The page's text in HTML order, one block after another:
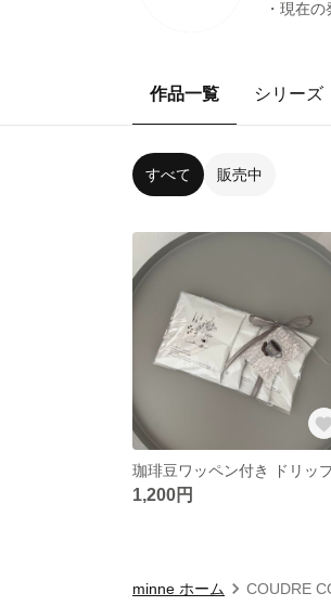
・現在
作品一覧 シリーズ
すべて 販売中
1,200円
minne ホーム COUDRE